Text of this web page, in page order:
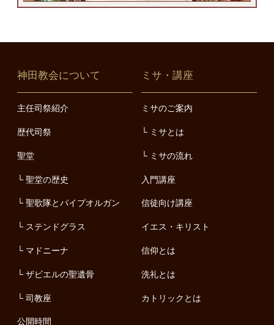
神田教会について
主任司祭紹介
歴代司祭
聖堂
聖堂の歴史
聖歌隊とパイプオルガン
ステンドグラス
マドニーナ
ザビエルの聖遺骨
司教座
公開時間
ミサ・講座
ミサのご案内
ミサとは
ミサの流れ
入門講座
信徒向け講座
イエス・キリスト
信仰とは
洗礼とは
カトリックとは